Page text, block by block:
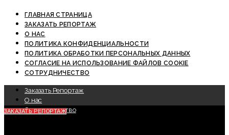
ГЛАВНАЯ СТРАНИЦА
ЗАКАЗАТЬ РЕПОРТАЖ
О НАС
ПОЛИТИКА КОНФИДЕНЦИАЛЬНОСТИ
ПОЛИТИКА ОБРАБОТКИ ПЕРСОНАЛЬНЫХ ДАННЫХ
СОГЛАСИЕ НА ИСПОЛЬЗОВАНИЕ ФАЙЛОВ COOKIE
СОТРУДНИЧЕСТВО
Заказать Репортаж
О нас
Сотрудничество
ЗАКАЗАТЬ РЕПОРТАЖ